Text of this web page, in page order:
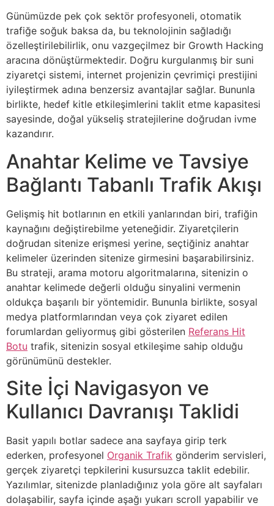
Günümüzde pek çok sektör profesyoneli, otomatik
trafiğe soğuk baksa da, bu teknolojinin sağladığı
özelleştirilebilirlik, onu vazgeçilmez bir Growth Hacking
aracına dönüştürmektedir. Doğru kurgulanmış bir suni
ziyaretçi sistemi, internet projenizin çevrimiçi prestijini
iyileştirmek adına benzersiz avantajlar sağlar. Bununla
birlikte, hedef kitle etkileşimlerini taklit etme kapasitesi
sayesinde, doğal yükseliş stratejilerine doğrudan ivme
kazandırır.
Anahtar Kelime ve Tavsiye
Bağlantı Tabanlı Trafik Akışı
Gelişmiş hit botlarının en etkili yanlarından biri, trafiğin
kaynağını değiştirebilme yeteneğidir. Ziyaretçilerin
doğrudan sitenize erişmesi yerine, seçtiğiniz anahtar
kelimeler üzerinden sitenize girmesini başarabilirsiniz.
Bu strateji, arama motoru algoritmalarına, sitenizin o
anahtar kelimede değerli olduğu sinyalini vermenin
oldukça başarılı bir yöntemidir. Bununla birlikte, sosyal
medya platformlarından veya çok ziyaret edilen
forumlardan geliyormuş gibi gösterilen Referans Hit
Botu trafik, sitenizin sosyal etkileşime sahip olduğu
görünümünü destekler.
Site İçi Navigasyon ve
Kullanıcı Davranışı Taklidi
Basit yapılı botlar sadece ana sayfaya girip terk
ederken, profesyonel Organik Trafik gönderim servisleri,
gerçek ziyaretçi tepkilerini kusursuzca taklit edebilir.
Yazılımlar, sitenizde planladığınız yola göre alt sayfaları
dolaşabilir, sayfa içinde aşağı yukarı scroll yapabilir ve